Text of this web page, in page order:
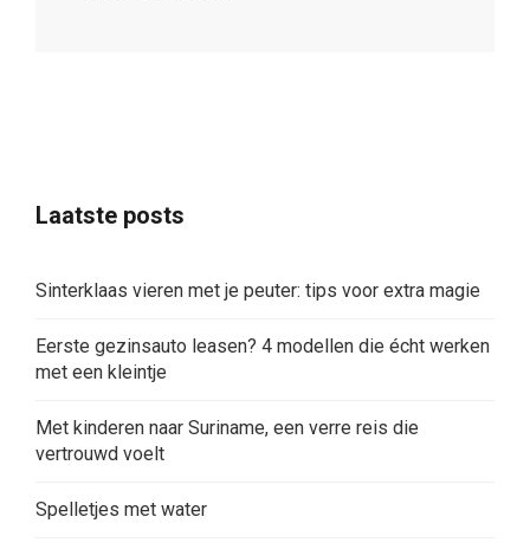
Laatste posts
Sinterklaas vieren met je peuter: tips voor extra magie
Eerste gezinsauto leasen? 4 modellen die écht werken
met een kleintje
Met kinderen naar Suriname, een verre reis die
vertrouwd voelt
Spelletjes met water